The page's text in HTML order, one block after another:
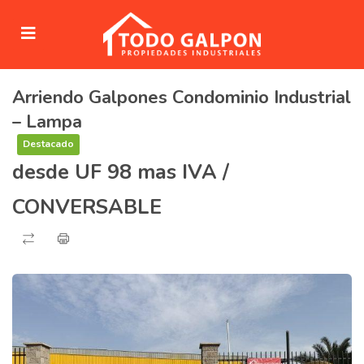
(Venta)
(Arriendo)
Arriendo Galpones Condominio Industrial
– Lampa
Destacado
desde UF 98 mas IVA /
CONVERSABLE